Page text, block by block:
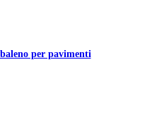
per pavimenti